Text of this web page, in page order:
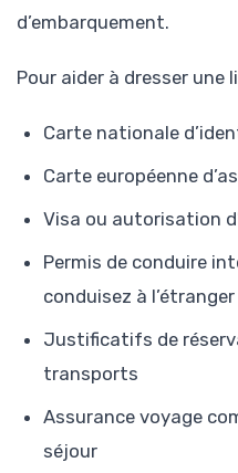
d’embarquement.
Pour aider à dresser une
Carte nationale
Carte européenne
Visa ou autorisation
Permis de conduire
conduisez à l’étranger
Justificatifs de
transports
Assurance voyage
séjour